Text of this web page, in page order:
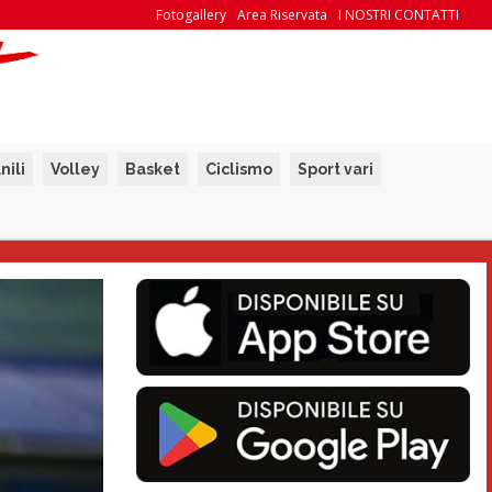
I NOSTRI CONTATTI
Area Riservata
Fotogallery
Volley Basket Ciclismo Sport vari